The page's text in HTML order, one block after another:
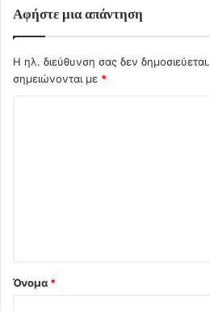
Αφήστε μια απάντηση
Η ηλ. διεύθυνση σας δεν δημοσιεύεται.
σημειώνονται με *
Όνομα *